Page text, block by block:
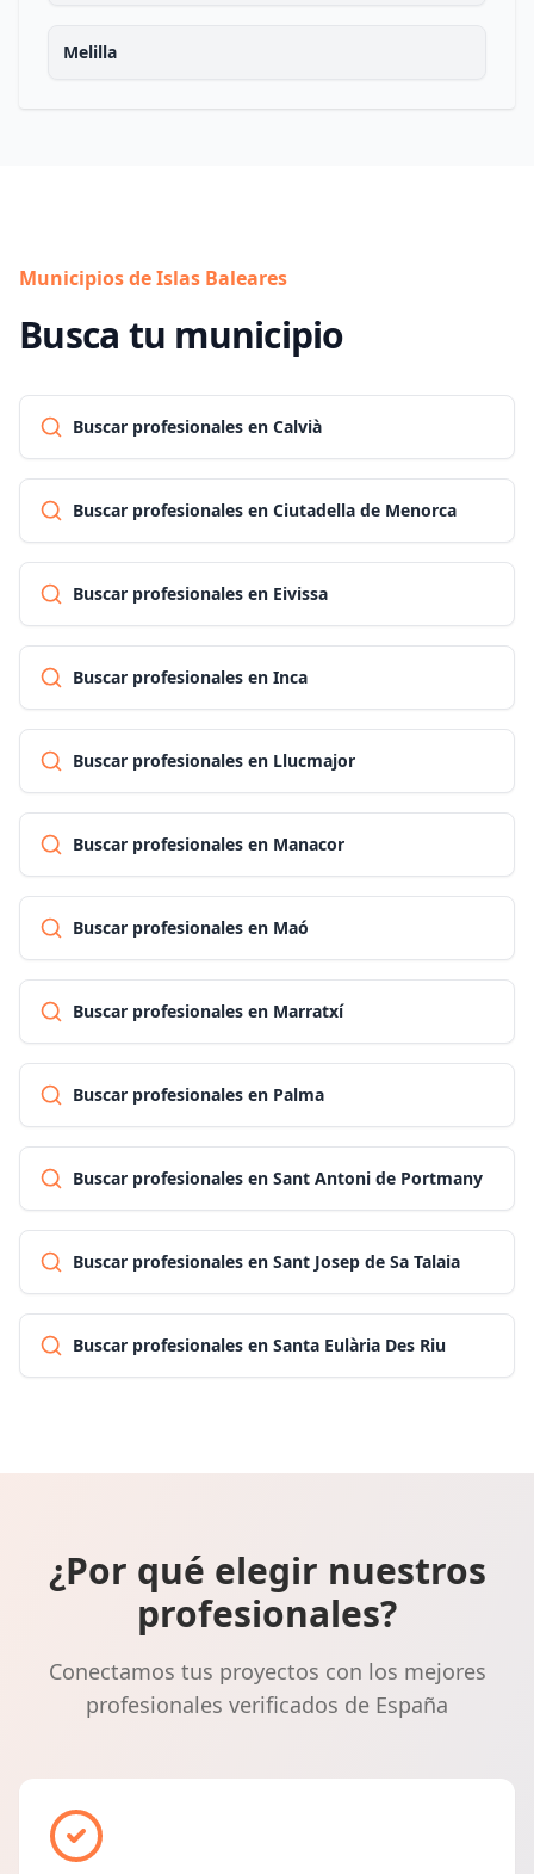
Melilla
Municipios de Islas Baleares
Busca tu municipio
Buscar profesionales en Calvià
Buscar profesionales en Ciutadella de Menorca
Buscar profesionales en Eivissa
Buscar profesionales en Inca
Buscar profesionales en Llucmajor
Buscar profesionales en Manacor
Buscar profesionales en Maó
Buscar profesionales en Marratxí
Buscar profesionales en Palma
Buscar profesionales en Sant Antoni de Portmany
Buscar profesionales en Sant Josep de Sa Talaia
Buscar profesionales en Santa Eulària Des Riu
¿Por qué elegir nuestros
profesionales?
Conectamos tus proyectos con los mejores
profesionales verificados de España